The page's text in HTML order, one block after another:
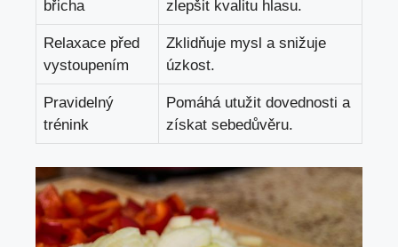
břicha
zlepšit kvalitu hlasu.
Relaxace před
vystoupením
Zklidňuje mysl a snižuje
úzkost.
Pravidelný
trénink
Pomáhá utužit dovednosti a
získat sebedůvěru.